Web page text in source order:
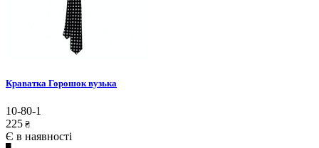
Краватка Горошок вузька
10-80-1
225 ₴
Є в наявності